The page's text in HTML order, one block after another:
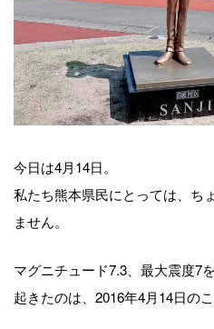
今日は4月14日。
私たち熊本県民にとっては、ち
ません。
マグニチュード7.3、最大震度7
起きたのは、2016年4月14日のこ